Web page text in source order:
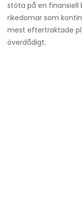
stöta på en finansiell
rikedomar som
mest eftertraktade
överdådigt.